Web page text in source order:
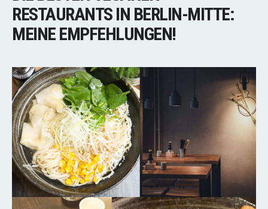
RESTAURANTS IN BERLIN-MITTE:
MEINE EMPFEHLUNGEN!